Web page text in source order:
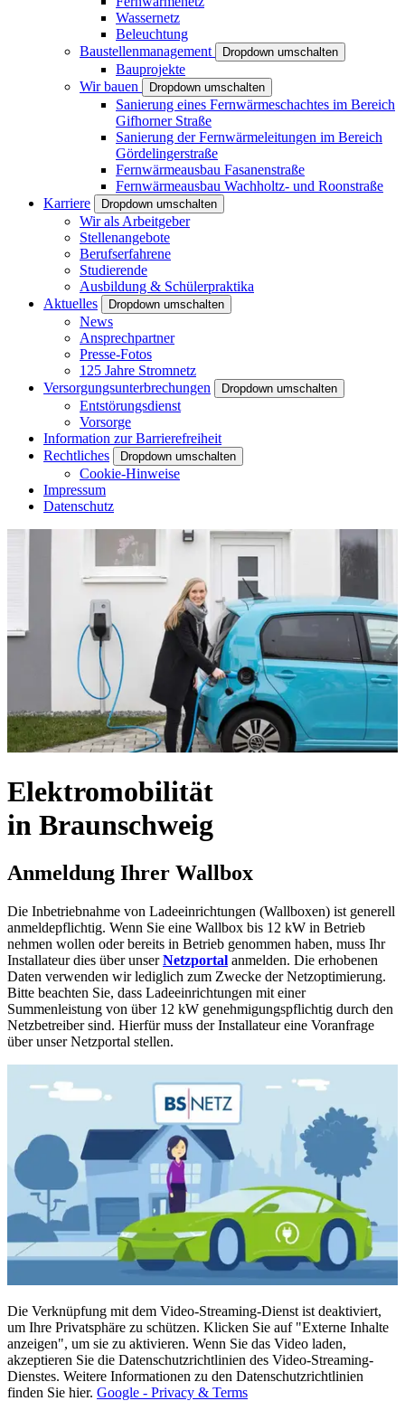
Wassernetz
Beleuchtung
Baustellenmanagement
Dropdown umschalten
Bauprojekte
Wir bauen
Dropdown umschalten
Sanierung eines Fernwärmeschachtes im Bereich
Gifhorner Straße
Sanierung der Fernwärmeleitungen im Bereich
Gördelingerstraße
Fernwärmeausbau Fasanenstraße
Fernwärmeausbau Wachholtz- und Roonstraße
Karriere
Dropdown umschalten
Wir als Arbeitgeber
Stellenangebote
Berufserfahrene
Studierende
Ausbildung & Schülerpraktika
Aktuelles
Dropdown umschalten
News
Ansprechpartner
Presse-Fotos
125 Jahre Stromnetz
Versorgungsunterbrechungen
Dropdown umschalten
Entstörungsdienst
Vorsorge
Information zur Barrierefreiheit
Rechtliches
Dropdown umschalten
Cookie-Hinweise
Impressum
Datenschutz
Elektromobilität
in Braunschweig
Anmeldung Ihrer Wallbox
Die Inbetriebnahme von Ladeeinrichtungen (Wallboxen) ist generell
anmeldepflichtig. Wenn Sie eine Wallbox bis 12 kW in Betrieb
nehmen wollen oder bereits in Betrieb genommen haben, muss Ihr
Installateur dies über unserNetzportal anmelden. Die erhobenen
Daten verwenden wir lediglich zum Zwecke der Netzoptimierung.
Bitte beachten Sie, dass Ladeeinrichtungen mit einer
Summenleistung von über 12 kW genehmigungs­pflichtig durch den
Netzbetreiber sind. Hierfür muss der Installateur eine Voranfrage
über unser Netzportal stellen.
Die Verknüpfung mit dem Video-Streaming-Dienst ist deaktiviert,
um Ihre Privatsphäre zu schützen. Klicken Sie auf "Externe Inhalte
anzeigen", um sie zu aktivieren. Wenn Sie das Video laden,
akzeptieren Sie die Datenschutzrichtlinien des Video-Streaming-
Dienstes. Weitere Informationen zu den Datenschutzrichtlinien
finden Sie hier. Google - Privacy & Terms